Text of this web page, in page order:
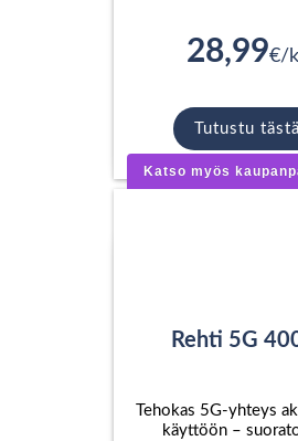
28,99€/
Tutustu tästä
Katso myös
Rehti 5G
Tehokas 5G-yhteys
käyttöön –